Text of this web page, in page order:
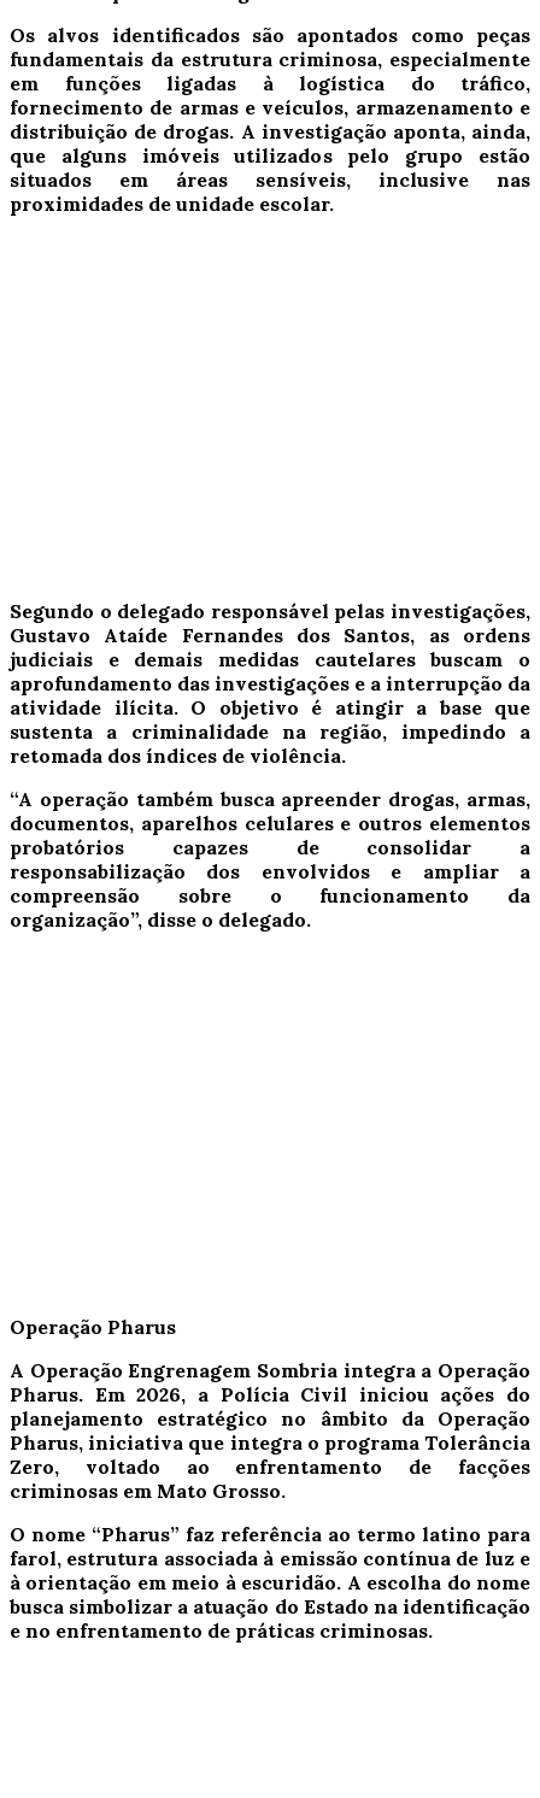
Os alvos identificados são apontados como peças
fundamentais da estrutura criminosa, especialmente
em funções ligadas à logística do tráfico,
fornecimento de armas e veículos, armazenamento e
distribuição de drogas. A investigação aponta, ainda,
que alguns imóveis utilizados pelo grupo estão
situados em áreas sensíveis, inclusive nas
proximidades de unidade escolar.
Segundo o delegado responsável pelas investigações,
Gustavo Ataíde Fernandes dos Santos, as ordens
judiciais e demais medidas cautelares buscam o
aprofundamento das investigações e a interrupção da
atividade ilícita. O objetivo é atingir a base que
sustenta a criminalidade na região, impedindo a
retomada dos índices de violência.
“A operação também busca apreender drogas, armas,
documentos, aparelhos celulares e outros elementos
probatórios capazes de consolidar a
responsabilização dos envolvidos e ampliar a
compreensão sobre o funcionamento da
organização”, disse o delegado.
Operação Pharus
A Operação Engrenagem Sombria integra a Operação
Pharus. Em 2026, a Polícia Civil iniciou ações do
planejamento estratégico no âmbito da Operação
Pharus, iniciativa que integra o programa Tolerância
Zero, voltado ao enfrentamento de facções
criminosas em Mato Grosso.
O nome “Pharus” faz referência ao termo latino para
farol, estrutura associada à emissão contínua de luz e
à orientação em meio à escuridão. A escolha do nome
busca simbolizar a atuação do Estado na identificação
e no enfrentamento de práticas criminosas.